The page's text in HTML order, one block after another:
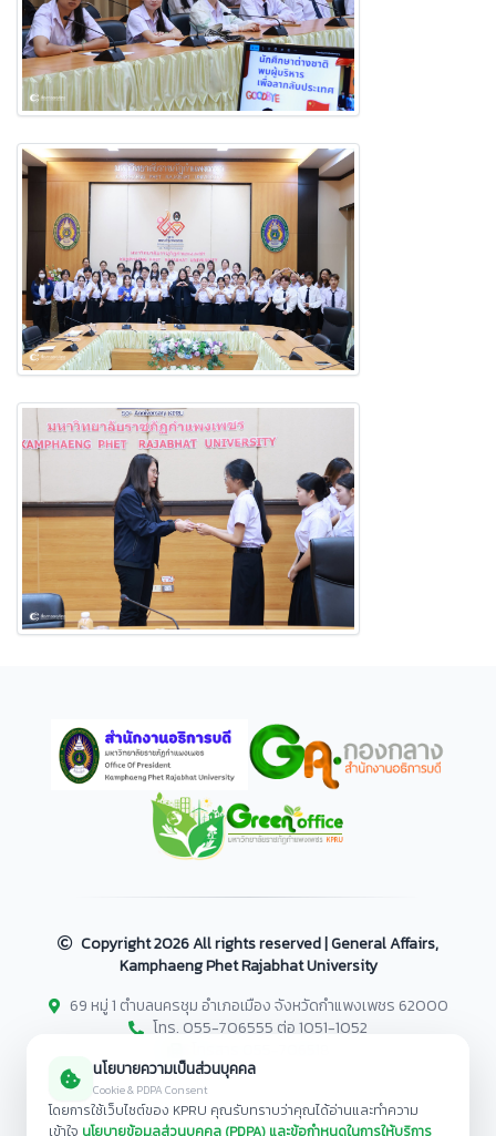
Copyright2026 All rights reserved | General Affairs,
Kamphaeng Phet Rajabhat University
69 หมู่ 1 ตำบลนครชุม อำเภอเมือง จังหวัดกำแพงเพชร 62000
โทร. 055-706555 ต่อ 1051-1052
นโยบายความเป็นส่วนบุคคล
Cookie & PDPA Consent
โดยการใช้เว็บไซต์ของ KPRU คุณรับทราบว่าคุณได้อ่านและทำความ
เข้าใจ นโยบายข้อมูลส่วนบุคคล (PDPA) และข้อกำหนดในการให้บริการ